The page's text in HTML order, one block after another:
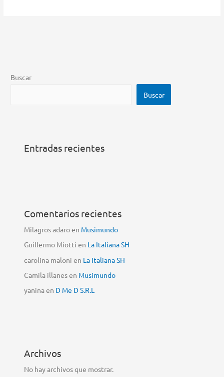
Parejas
Buscar
Buscar
Entradas recientes
Comentarios recientes
Milagros adaroen Musimundo
Guillermo Miotti en La Italiana SH
carolina maloni en La Italiana SH
Camila illanesen Musimundo
yaninaen D Me D S.R.L
Archivos
No hay archivos que mostrar.